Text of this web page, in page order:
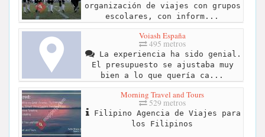
organización de viajes con grupos
escolares, con inform...
Voiash España
495 metros
La experiencia ha sido genial.
El presupuesto se ajustaba muy
bien a lo que quería ca...
Morning Travel and Tours
529 metros
Filipino Agencia de Viajes para
los Filipinos